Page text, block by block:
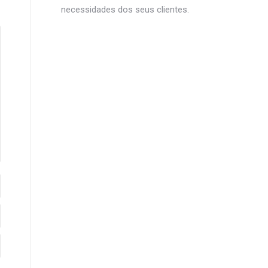
necessidades dos seus clientes.